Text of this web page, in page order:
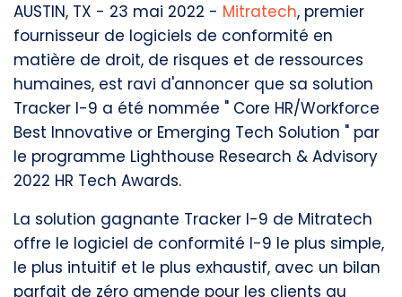
AUSTIN, TX - 23 mai 2022 - Mitratech, premier
fournisseur de logiciels de conformité en
matière de droit, de risques et de ressources
humaines, est ravi d'annoncer que sa solution
Tracker I-9 a été nommée " Core HR/Workforce
Best Innovative or Emerging Tech Solution " par
le programme Lighthouse Research & Advisory
2022 HR Tech Awards.
La solution gagnante Tracker I-9 de Mitratech
offre le logiciel de conformité I-9 le plus simple,
le plus intuitif et le plus exhaustif, avec un bilan
parfait de zéro amende pour les clients au